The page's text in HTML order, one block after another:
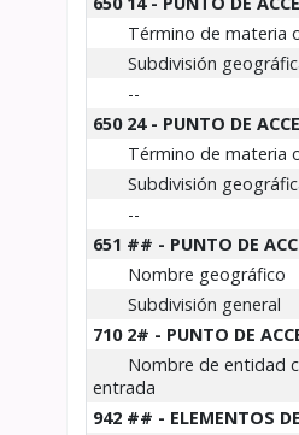
Término de materia
Subdivisión
--
650 24 - PUNTO DE
Término de materia
Subdivisión
--
651 ## - PUNTO DE
Nombre geográfico
Subdivisión general
710 2# - PUNTO DE
Nombre de entidad
entrada
942 ## - ELEMENTOS